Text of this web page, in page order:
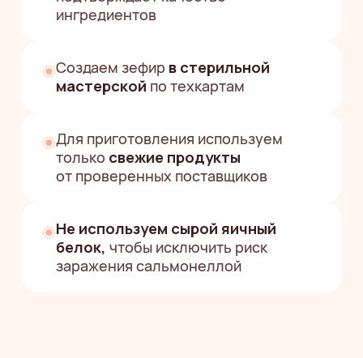
Я согласен (а) на получение
информационных и рекламных
НУЖНА ПОМОЩЬ
Или напишите
в мессенджерах